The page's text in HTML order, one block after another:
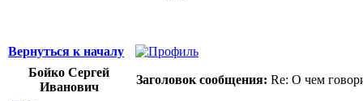
Вернуться к началу
Бойко Сергей
Иванович
Заголовок сообщения: Re: О чем